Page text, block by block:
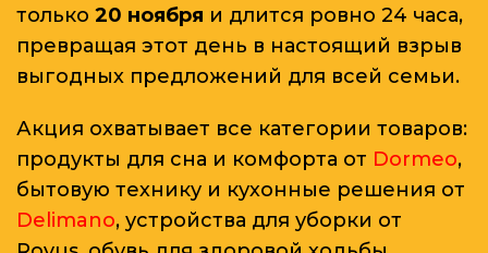
только 20 ноября и длится ровно 24 часа,
превращая этот день в настоящий взрыв
выгодных предложений для всей семьи.
Акция охватывает все категории товаров:
продукты для сна и комфорта от Dormeo,
бытовую технику и кухонные решения от
Delimano, устройства для уборки от